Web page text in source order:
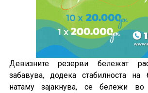
Девизните резерви бележат
забавува, додека стабилноста
натаму зајакнува, се бележи во